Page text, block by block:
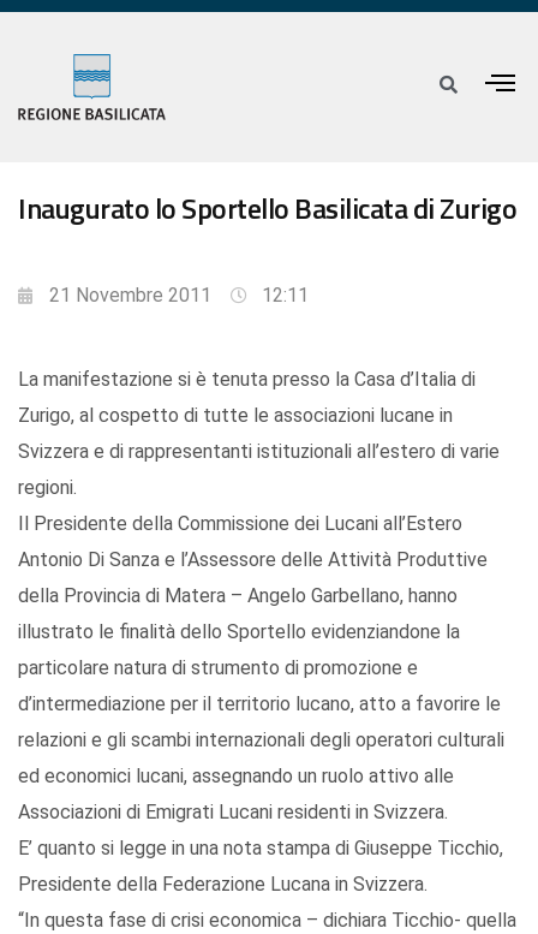
Inaugurato lo Sportello Basilicata di Zurigo
21 Novembre 2011 12:11
La manifestazione si è tenuta presso la Casa d’Italia di
Zurigo, al cospetto di tutte le associazioni lucane in
Svizzera e di rappresentanti istituzionali all’estero di varie
regioni.
Il Presidente della Commissione dei Lucani all’Estero
Antonio Di Sanza e l’Assessore delle Attività Produttive
della Provincia di Matera – Angelo Garbellano, hanno
illustrato le finalità dello Sportello evidenziandone la
particolare natura di strumento di promozione e
d’intermediazione per il territorio lucano, atto a favorire le
relazioni e gli scambi internazionali degli operatori culturali
ed economici lucani, assegnando un ruolo attivo alle
Associazioni di Emigrati Lucani residenti in Svizzera.
E’ quanto si legge in una nota stampa di Giuseppe Ticchio,
Presidente della Federazione Lucana in Svizzera.
“In questa fase di crisi economica – dichiara Ticchio- quella